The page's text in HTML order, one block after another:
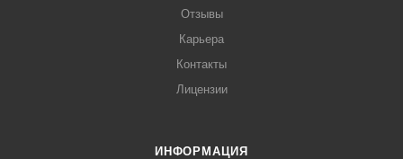
Отзывы
Карьера
Контакты
Лицензии
ИНФОРМАЦИЯ